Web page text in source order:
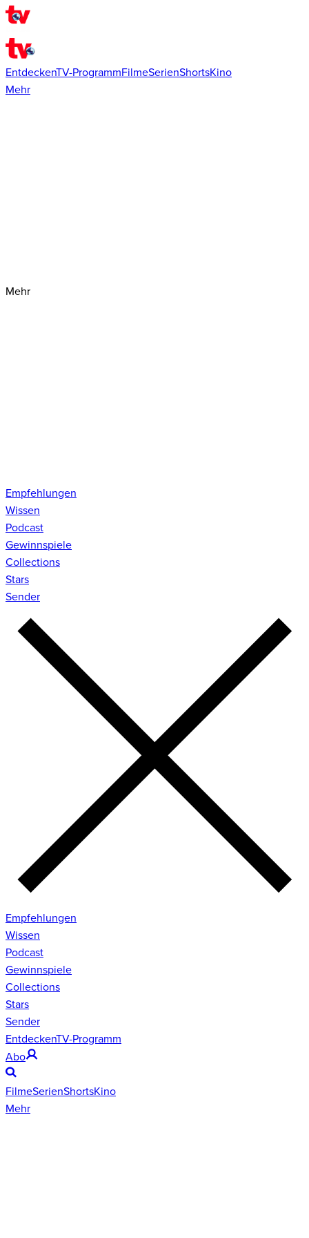
EntdeckenTV-ProgrammFilmeSerienShortsKino
Mehr
Mehr
Empfehlungen
Wissen
Podcast
Gewinnspiele
Collections
Stars
Sender
Empfehlungen
Wissen
Podcast
Gewinnspiele
Collections
Stars
Sender
EntdeckenTV-Programm
Abo
FilmeSerienShortsKino
Mehr